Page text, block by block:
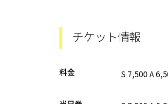
チケット情報
料金 S 7,500 A